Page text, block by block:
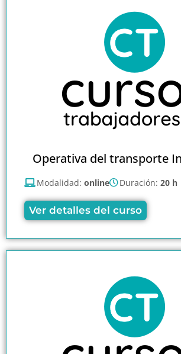
Operativa del transporte
Modalidad: online Duración: 20 h
Ver detalles del curso